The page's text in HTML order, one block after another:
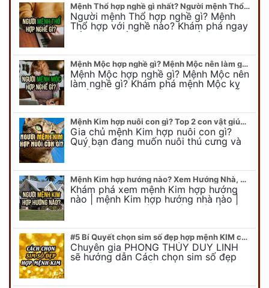
Mệnh Thổ hợp nghề gì nhất? Người mệnh Thổ kỵ nghề gì?
Người mệnh Thổ hợp nghề gì? Mệnh
Thổ hợp với nghề nào? Khám phá ngay
để chọn nghề hợp mệnh Thổ. Cũng như
Mệnh Mộc hợp nghề gì? Mệnh Mộc nên làm gì? Mệnh Mộc kỵ nghề nào?
Mệnh Mộc hợp nghề gì? Mệnh Mộc nên
làm nghề gì? Khám phá mệnh Mộc kỵ
nghề gì không nên làm. Xem ngay để
Mệnh Kim hợp nuôi con gì? Top 2 con vật giúp gia chủ Phát tài phát lộc
Gia chủ mệnh Kim hợp nuôi con gì?
Quý bạn đang muốn nuôi thú cưng và
muốn chọn một con vật nuôi hợp
Duy…
Mệnh Kim hợp hướng nào? Xem Hướng Nhà, Phòng ngủ, Làm việc hợp mệnh Kim
Khám phá xem mệnh Kim hợp hướng
nào | mệnh Kim hợp hướng nhà nào |
mệnh Kim kê giường hướng nào | mệnh
#5 Bí Quyết chọn sim số đẹp hợp mệnh KIM chuẩn xác nhất
Chuyên gia PHONG THỦY DUY LINH
sẽ hướng dẫn Cách chọn sim số đẹp
hợp mệnh KIM. Mời quý bạn theo dõi